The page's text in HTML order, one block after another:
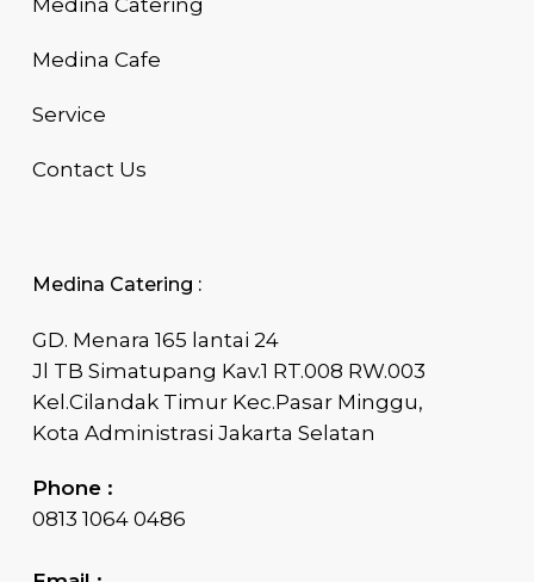
Medina Catering
Medina Cafe
Service
Contact Us
Medina Catering :
GD. Menara 165 lantai 24
Jl TB Simatupang Kav.1 RT.008 RW.003
Kel.Cilandak Timur Kec.Pasar Minggu,
Kota Administrasi Jakarta Selatan
Phone :
0813 1064 0486